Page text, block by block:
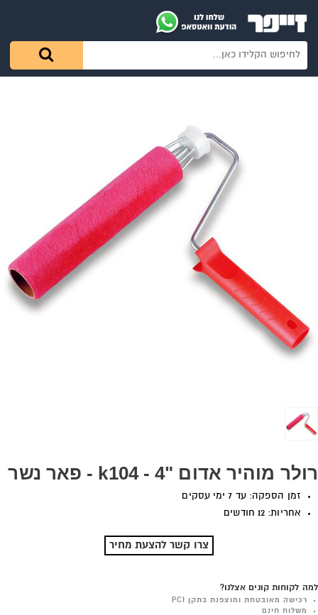
רולר מוהיר אדום "4 - k104 - פאר נשר
זמן הספקה: עד 7 ימי עסקים
אחריות: 12 חודשים
צרו קשר להצעת מחיר
למה לקוחות קונים אצלנו?
רכישה מאובטחת ומוצפנת בתקן PCI
משלוח חינם